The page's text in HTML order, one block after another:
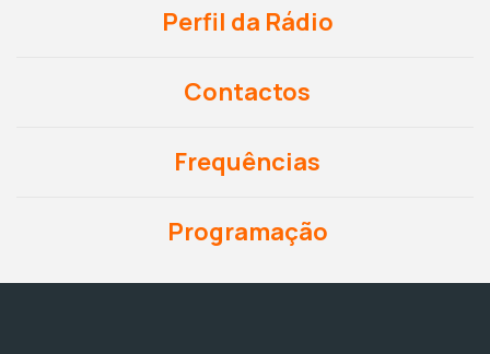
Perfil da Rádio
Contactos
Frequências
Programação